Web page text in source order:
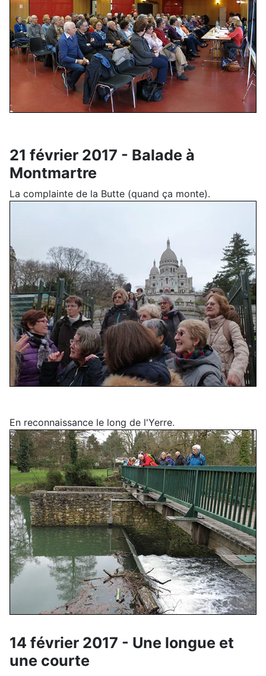
21 février 2017 - Balade à
Montmartre
La complainte de la Butte (quand ça monte).
En reconnaissance le long de l'Yerre.
14 février 2017 - Une longue et
une courte